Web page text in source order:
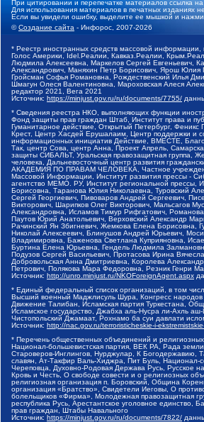
При цитировании и перепечатке материалов ссылка
Для использования материалов в печатных изданиях
Если вы увидели ошибку, выделите ее мышкой и
©Создание сайта - Инфорос, 2007-2026
* Реестр иностранных средств массовой
Голос Америки, Idel.Реалии, Кавказ.Реалии,
Людмила Алексеевна, Маркелов Сергей Евгеньевич,
Александрович, Маняхин Петр Борисович, Ярош Юлия
Гройсман Софья Романовна, Рождественский Илья
Шмагун Олеся Валентиновна, Мароховская Алеся
редактор 2021, Вега 2021
Источник: https://minjust.gov.ru/ru/documents/7755/
* Сведения реестра НКО, выполняющих функции
Фонд защиты прав граждан Штаб, Институт права и
Гуманитарное действие, Открытый Петербург,
Крест, Центр Хасдей Ерушалаим, Центр поддержки и
информационных инициатив Действие, ВМЕСТЕ,
Так, центр Сова, центр Анна, Проект Апрель,
защиты СИБАЛЬТ, Уральская правозащитная группа,
человека, Дальневосточный центр развития
АКАДЕМИЯ ПО ПРАВАМ ЧЕЛОВЕКА, Частное учреждение
Массовой Информации, Институт развития прессы -
агентство МЕМО. РУ, Институт региональной прессы,
Борисовна, Таранова Юлия Николаевна, Туровский
Сергей Георгиевич, Пивоваров Андрей Сергеевич,
Викторович, Шарипков Олег Викторович, Мальсагов
Александровна, Исламов Тимур Рифгатович,
Паутов Юрий Анатольевич, Верховский Александр
Рачинский Ян Збигневич, Жемкова Елена Борисовна,
Николай Алексеевич, Блинушов Андрей Юрьевич,
Владимировна, Баженова Светлана Куприяновна,
Буртина Елена Юрьевна, Гендель Людмила
Подузов Сергей Васильевич, Протасова Ирина
Добровольская Анна Дмитриевна, Королева
Петрович, Полякова Мара Федоровна, Резник Генри
Источник: http://unro.minjust.ru/NKOForeignAgent.aspx
* Единый федеральный список организаций, в том
Высший военный Маджлисуль Шура, Конгресс народов
Движение Талибан, Исламская партия Туркестана,
Исламское государство, Джабха аль-Нусра ли-Ахль
Чистопольский Джамаат, Рохнамо ба суи давлати
Источник: http://nac.gov.ru/terroristicheskie-i-
* Перечень общественных объединений и
Национал-большевистская партия, ВЕК РА, Рада
Староверов-Инглингов, Нурджулар, К Богодержавию,
славян, Ат-Такфир Валь-Хиджра, Пит Буль, Национал-
Череповца, Духовно-Родовая Держава Русь, Русское
Кровь и Честь, О свободе совести и о религиозных
религиозная организация п. Боровский, Община
организация «Братство», Свидетели Иеговы, О
болельщиков «Фирма», Молодежная правозащитная
республика Русь, Арестантское уголовное
прав граждан, Штабы Навального
Источник: https://minjust.gov.ru/ru/documents/7822/